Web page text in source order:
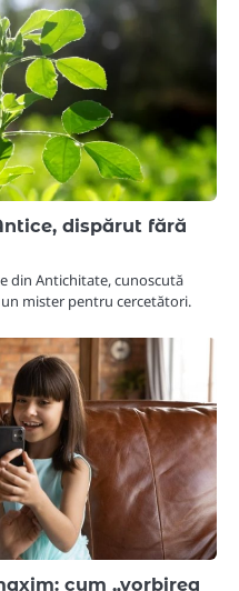
dispărut fără
din Antichitate, cunoscută
mister pentru cercetători.
cum „vorbirea